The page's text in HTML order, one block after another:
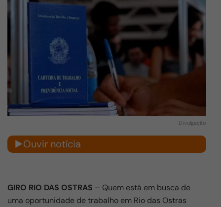
Divulgação
Ouvir notícia
GIRO RIO DAS OSTRAS – Quem está em busca de
uma oportunidade de trabalho em Rio das Ostras